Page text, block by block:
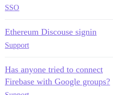
SSO
Ethereum Discouse signin
Support
Has anyone tried to connect
Firebase with Google groups?